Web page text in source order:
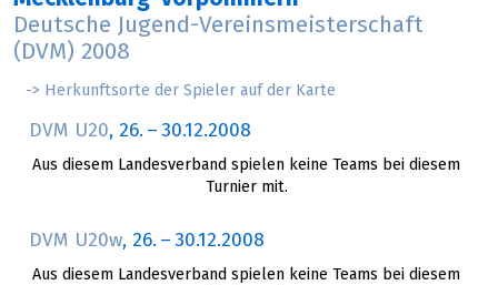
Deutsche Jugend-Vereinsmeisterschaft
(DVM) 2008
-> Herkunftsorte der Spieler auf der Karte
DVM U20, 26. – 30.12.2008
Aus diesem Landesverband spielen keine Teams bei diesem
Turnier mit.
DVM U20w, 26. – 30.12.2008
Aus diesem Landesverband spielen keine Teams bei diesem